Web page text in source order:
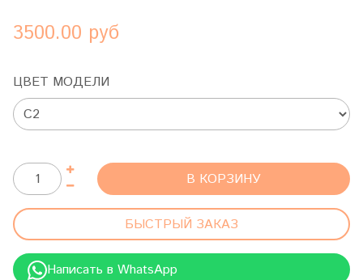
3500.00 руб
ЦВЕТ МОДЕЛИ
В КОРЗИНУ
БЫСТРЫЙ ЗАКАЗ
Написать в WhatsApp